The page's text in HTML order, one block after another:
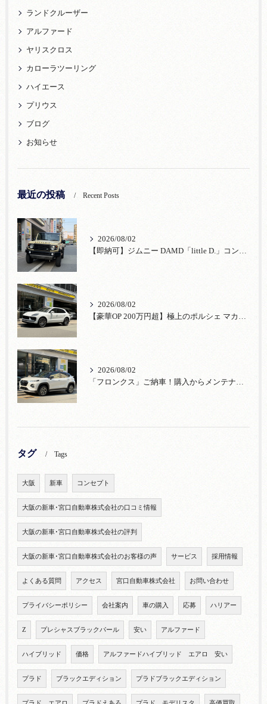
ランドクルーザー
アルファード
ヤリスクロス
カローラツーリング
ハイエース
プリウス
ブログ
お知らせ
最近の投稿 Recent Posts
2026/08/02
2026/08/02
2026/08/02
タグ Tags
大阪 新車 コンセプト
大阪の新車･宮口自動車株式会社の口コミ情報
大阪の新車･宮口自動車株式会社の評判
大阪の新車･宮口自動車株式会社のお客様の声 サービス 採用情報
よくある質問 アクセス 宮口自動車株式会社 お問い合わせ
プライバシーポリシー 会社案内 車の購入 応募 ハリアー
Z プレシャスブラックパール 安い アルファード
ハイブリッド 価格 アルファードハイブリッド エアロ 安い
プラド ブラックエディション プラドブラックエディション